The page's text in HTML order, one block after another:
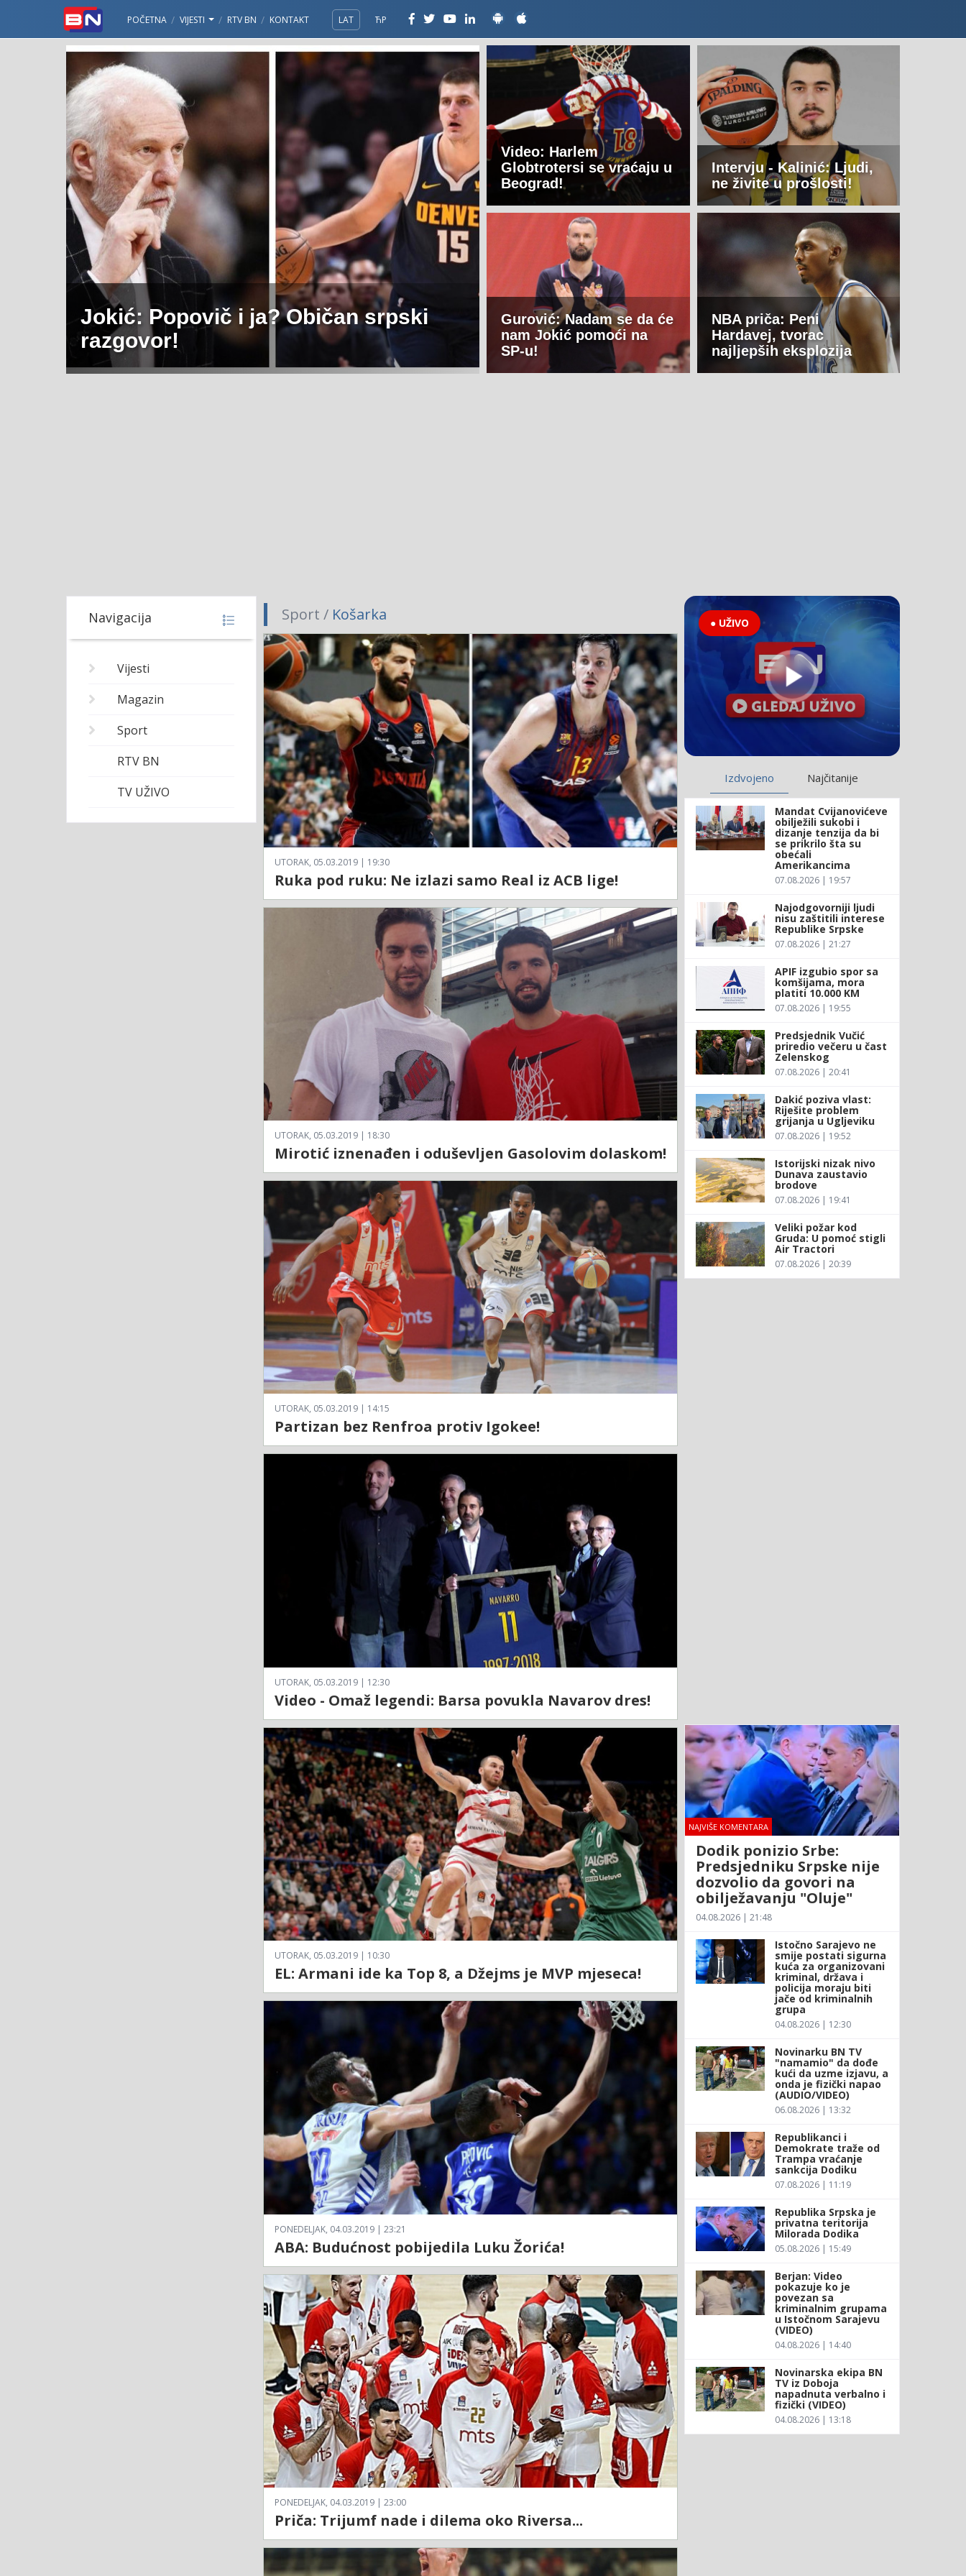
POČETNA VIJESTI RTV BN KONTAKT LAT ЋР
Jokić: Popovič i ja? Običan srpski
razgovor!
Video: Harlem
Globtrotersi se vraćaju u
Beograd!
Intervju - Kalinić: Ljudi,
ne živite u prošlosti!
Gurović: Nadam se da će
nam Jokić pomoći na
SP-u!
NBA priča: Peni
Hardavej, tvorac
najljepših eksplozija
Navigacija
Vijesti
Magazin
Sport
RTV BN
TV UŽIVO
Sport / Košarka
UTORAK, 05.03.2019 | 19:30
Ruka pod ruku: Ne izlazi samo Real iz ACB lige!
UTORAK, 05.03.2019 | 18:30
Mirotić iznenađen i oduševljen Gasolovim dolaskom!
UTORAK, 05.03.2019 | 14:15
Partizan bez Renfroa protiv Igokee!
UTORAK, 05.03.2019 | 12:30
Video - Omaž legendi: Barsa povukla Navarov dres!
UTORAK, 05.03.2019 | 10:30
EL: Armani ide ka Top 8, a Džejms je MVP mjeseca!
PONEDELJAK, 04.03.2019 | 23:21
ABA: Budućnost pobijedila Luku Žorića!
PONEDELJAK, 04.03.2019 | 23:00
Priča: Trijumf nade i dilema oko Riversa...
● UŽIVO
Izdvojeno Najčitanije
Mandat Cvijanovićeve
obilježili sukobi i
dizanje tenzija da bi
se prikrilo šta su
obećali
Amerikancima
07.08.2026 | 19:57
Najodgovorniji ljudi
nisu zaštitili interese
Republike Srpske
07.08.2026 | 21:27
APIF izgubio spor sa
komšijama, mora
platiti 10.000 KM
07.08.2026 | 19:55
Predsjednik Vučić
priredio večeru u čast
Zelenskog
07.08.2026 | 20:41
Dakić poziva vlast:
Riješite problem
grijanja u Ugljeviku
07.08.2026 | 19:52
Istorijski nizak nivo
Dunava zaustavio
brodove
07.08.2026 | 19:41
Veliki požar kod
Gruda: U pomoć stigli
Air Tractori
07.08.2026 | 20:39
NAJVIŠE KOMENTARA
Dodik ponizio Srbe:
Predsjedniku Srpske nije
dozvolio da govori na
obilježavanju "Oluje"
04.08.2026 | 21:48
Istočno Sarajevo ne
smije postati sigurna
kuća za organizovani
kriminal, država i
policija moraju biti
jače od kriminalnih
grupa
04.08.2026 | 12:30
Novinarku BN TV
"namamio" da dođe
kući da uzme izjavu, a
onda je fizički napao
(AUDIO/VIDEO)
06.08.2026 | 13:32
Republikanci i
Demokrate traže od
Trampa vraćanje
sankcija Dodiku
07.08.2026 | 11:19
Republika Srpska je
privatna teritorija
Milorada Dodika
05.08.2026 | 15:49
Berjan: Video
pokazuje ko je
povezan sa
kriminalnim grupama
u Istočnom Sarajevu
(VIDEO)
04.08.2026 | 14:40
Novinarska ekipa BN
TV iz Doboja
napadnuta verbalno i
fizički (VIDEO)
04.08.2026 | 13:18